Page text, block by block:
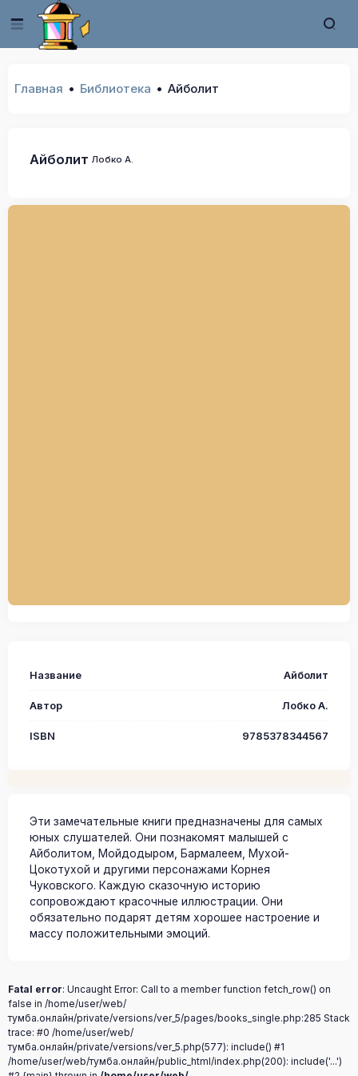
Главная Библиотека Айболит
Айболит Лобко А.
Название Айболит
Автор Лобко А.
ISBN 9785378344567
Эти замечательные книги предназначены для самых
юных слушателей. Они познакомят малышей с
Айболитом, Мойдодыром, Бармалеем, Мухой-
Цокотухой и другими персонажами Корнея
Чуковского. Каждую сказочную историю
сопровождают красочные иллюстрации. Они
обязательно подарят детям хорошее настроение и
массу положительными эмоций.
Fatal error: Uncaught Error: Call to a member function fetch_row() on
false in /home/user/web/
тумба.онлайн/private/versions/ver_5/pages/books_single.php:285 Stack
trace: #0 /home/user/web/
тумба.онлайн/private/versions/ver_5.php(577): include() #1
/home/user/web/тумба.онлайн/public_html/index.php(200): include('...')